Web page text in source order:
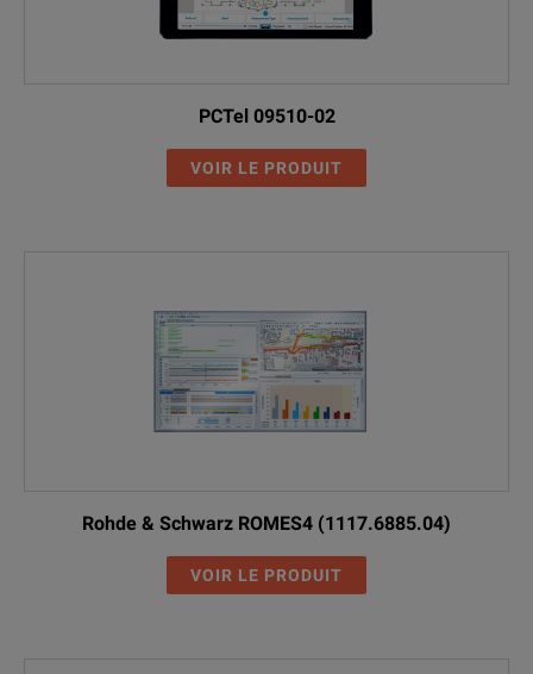
PCTel 09510-02
VOIR LE PRODUIT
Rohde & Schwarz ROMES4 (1117.6885.04)
VOIR LE PRODUIT